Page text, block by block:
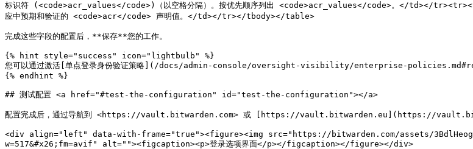
标识符 (<code>acr_values</code>)（以空格分隔）。按优先顺序列出 <code>acr_values</code>。</td></
应中预期和验证的 <code>acr</code> 声明值。</td></tr></tbody></table>
完成这些字段的配置后，**保存**您的工作。
{% hint style="success" icon="lightbulb" %}
您可以通过激活[单点登录身份验证策略](/docs/admin-console/oversight-visibility/enterprise-
{% endhint %}
## 测试配置 <a href="#test-the-configuration" id="test-the-configuration"></a>
配置完成后，通过导航到 <https://vault.bitwarden.com> 或 [https://vault.bitwarden.eu](https://
<div align="left" data-with-frame="true"><figure><img src="https://bitwarden.com/assets/
w=517&#x26;fm=avif" alt=""><figcaption><p>登录选项界面</p></figcaption></figure></div>